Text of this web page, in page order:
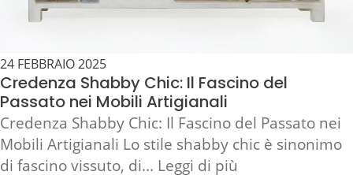
24 FEBBRAIO 2025
Credenza Shabby Chic: Il Fascino del
Passato nei Mobili Artigianali
Credenza Shabby Chic: Il Fascino del Passato nei
Mobili Artigianali Lo stile shabby chic è sinonimo
di fascino vissuto, di... Leggi di più